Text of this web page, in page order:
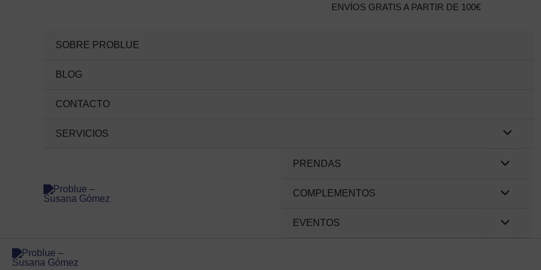
ENVÍOS GRATIS A PARTIR DE 100€
SOBRE PROBLUE
BLOG
CONTACTO
SERVICIOS
PRENDAS
COMPLEMENTOS
EVENTOS